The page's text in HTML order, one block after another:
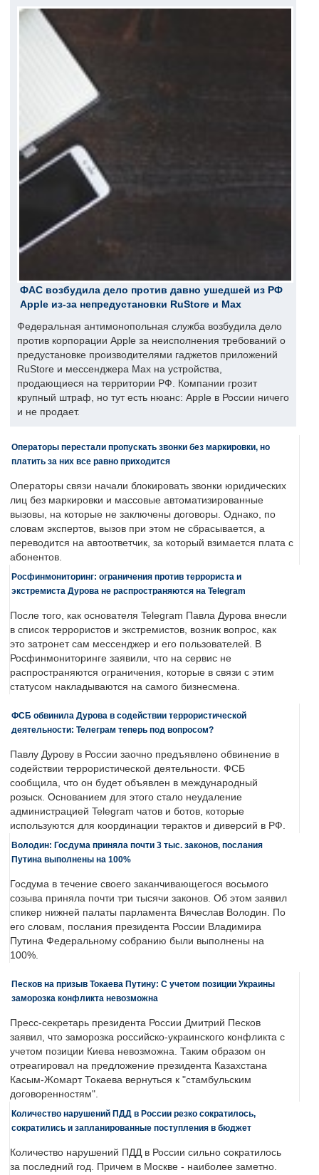
ФАС возбудила дело против давно ушедшей из РФ
Apple из-за непредустановки RuStore и Max
Федеральная антимонопольная служба возбудила дело
против корпорации Apple за неисполнения требований о
предустановке производителями гаджетов приложений
RuStore и мессенджера Max на устройства,
продающиеся на территории РФ. Компании грозит
крупный штраф, но тут есть нюанс: Apple в России ничего
и не продает.
Операторы перестали пропускать звонки без маркировки, но
платить за них все равно приходится
Операторы связи начали блокировать звонки юридических
лиц без маркировки и массовые автоматизированные
вызовы, на которые не заключены договоры. Однако, по
словам экспертов, вызов при этом не сбрасывается, а
переводится на автоответчик, за который взимается плата с
абонентов.
Росфинмониторинг: ограничения против террориста и
экстремиста Дурова не распространяются на Telegram
После того, как основателя Telegram Павла Дурова внесли
в список террористов и экстремистов, возник вопрос, как
это затронет сам мессенджер и его пользователей. В
Росфинмониторинге заявили, что на сервис не
распространяются ограничения, которые в связи с этим
статусом накладываются на самого бизнесмена.
ФСБ обвинила Дурова в содействии террористической
деятельности: Телеграм теперь под вопросом?
Павлу Дурову в России заочно предъявлено обвинение в
содействии террористической деятельности. ФСБ
сообщила, что он будет объявлен в международный
розыск. Основанием для этого стало неудаление
администрацией Telegram чатов и ботов, которые
используются для координации терактов и диверсий в РФ.
Володин: Госдума приняла почти 3 тыс. законов, послания
Путина выполнены на 100%
Госдума в течение своего заканчивающегося восьмого
созыва приняла почти три тысячи законов. Об этом заявил
спикер нижней палаты парламента Вячеслав Володин. По
его словам, послания президента России Владимира
Путина Федеральному собранию были выполнены на
100%.
Песков на призыв Токаева Путину: С учетом позиции Украины
заморозка конфликта невозможна
Пресс-секретарь президента России Дмитрий Песков
заявил, что заморозка российско-украинского конфликта с
учетом позиции Киева невозможна. Таким образом он
отреагировал на предложение президента Казахстана
Касым-Жомарт Токаева вернуться к "стамбульским
договоренностям".
Количество нарушений ПДД в России резко сократилось,
сократились и запланированные поступления в бюджет
Количество нарушений ПДД в России сильно сократилось
за последний год. Причем в Москве - наиболее заметно.